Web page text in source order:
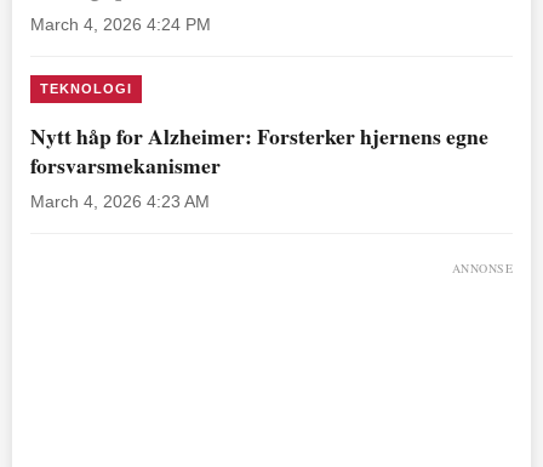
March 4, 2026 4:24 PM
TEKNOLOGI
Nytt håp for Alzheimer: Forsterker hjernens egne
forsvarsmekanismer
March 4, 2026 4:23 AM
ANNONSE